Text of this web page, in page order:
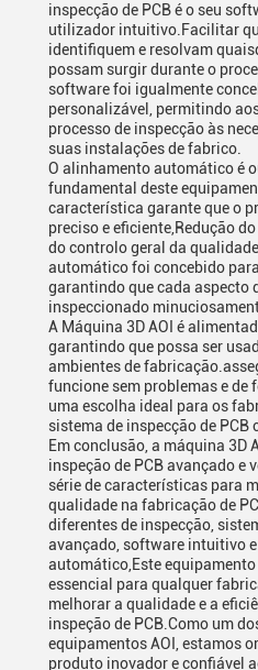
inspecção de PCB é o seu
utilizador intuitivo.Facilitar
identifiquem e resolvam
possam surgir durante o
software foi igualmente
personalizável, permitindo
processo de inspecção às
suas instalações de fabrico.
O alinhamento automático é
fundamental deste
característica garante que o
preciso e eficiente,Redução
do controlo geral da
automático foi concebido
garantindo que cada aspecto
inspeccionado
A Máquina 3D AOI é
garantindo que possa ser
ambientes de
funcione sem problemas e
uma escolha ideal para os
sistema de inspecção de PCB
Em conclusão, a máquina 3D
inspeção de PCB avançado e
série de características para
qualidade na fabricação de
diferentes de inspecção,
avançado, software intuitivo
automático,Este
essencial para qualquer
melhorar a qualidade e a
inspeção de PCB.Como um
equipamentos AOI, estamos
produto inovador e confiável